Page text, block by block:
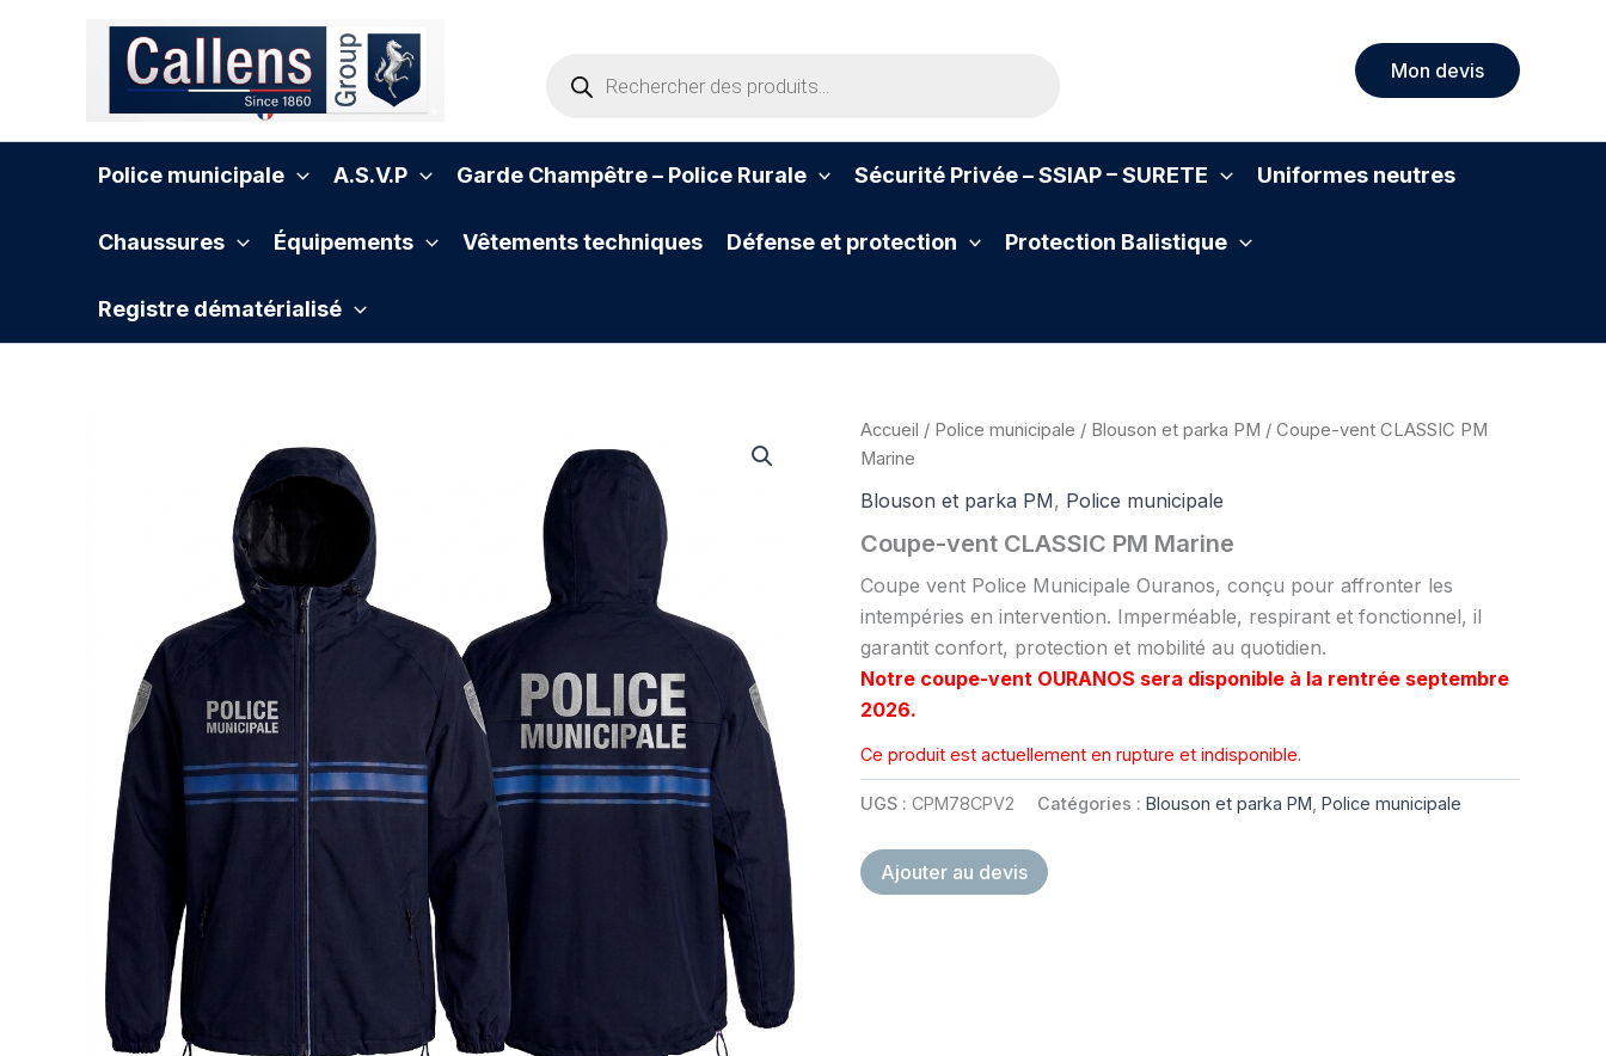
Mon devis
Police municipale A.S.V.P Garde Champêtre – Police Rurale Sécurité Privée – SSIAP – SURETE Uniformes neutres
Chaussures Équipements Vêtements techniques Défense et protection Protection Balistique
Registre dématérialisé
Accueil / Police municipale / Blouson et parka PM / Coupe-vent CLASSIC PM
Marine
Blouson et parka PM, Police municipale
Coupe-vent CLASSIC PM Marine
Coupe vent Police Municipale Ouranos, conçu pour affronter les
intempéries en intervention. Imperméable, respirant et fonctionnel, il
garantit confort, protection et mobilité au quotidien.
Notre coupe-vent OURANOS sera disponible à la rentrée septembre
2026.
Ce produit est actuellement en rupture et indisponible.
UGS : CPM78CPV2 Catégories : Blouson et parka PM Police municipale
Ajouter au devis